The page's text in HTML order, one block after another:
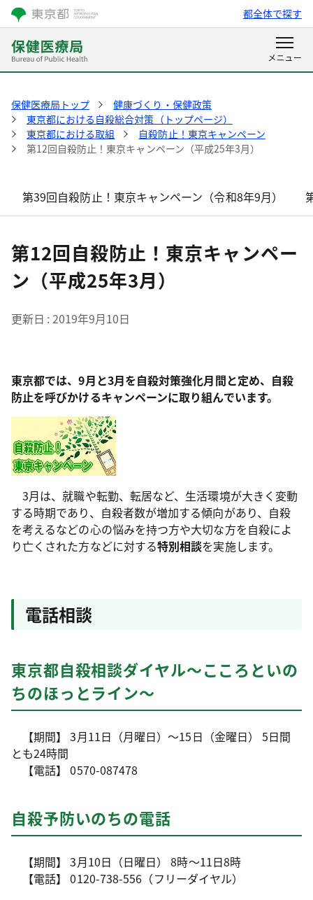
都全体で探す
保健医療局トップ
健康づくり・保健政策
東京都における自殺総合対策（トップページ）
東京都における取組
自殺防止！東京キャンペーン
第12回自殺防止！東京キャンペーン（平成25年3月）
第39回自殺防止！東京キャンペーン（令和8年9月）
第12回自殺防止！東京キャンペー
ン（平成25年3月）
更新日 2019年9月10日
東京都では、9月と3月を自殺対策強化月間と定め、自殺
防止を呼びかけるキャンペーンに取り組んでいます。
3月は、就職や転勤、転居など、生活環境が大きく変動
する時期であり、自殺者数が増加する傾向があり、自殺
を考えるなどの心の悩みを持つ方や大切な方を自殺によ
り亡くされた方などに対する特別相談を実施します。
電話相談
東京都自殺相談ダイヤル～こころといの
ちのほっとライン～
【期間】 3月11日（月曜日）～15日（金曜日） 5日間
とも24時間
【電話】 0570-087478
自殺予防いのちの電話
【期間】 3月10日（日曜日） 8時～11日8時
【電話】 0120-738-556（フリーダイヤル）